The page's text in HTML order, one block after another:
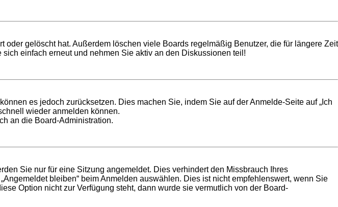
gelöscht hat. Außerdem löschen viele Boards regelmäßig Benutzer, die für längere Zeit
einfach erneut und nehmen Sie aktiv an den Diskussionen teil!
es jedoch zurücksetzen. Dies machen Sie, indem Sie auf der Anmelde-Seite auf „Ich
wieder anmelden können.
an die Board-Administration.
Sie nur für eine Sitzung angemeldet. Dies verhindert den Missbrauch Ihres
bleiben“ beim Anmelden auswählen. Dies ist nicht empfehlenswert, wenn Sie
Option nicht zur Verfügung steht, dann wurde sie vermutlich von der Board-